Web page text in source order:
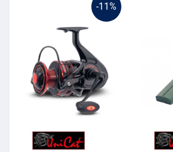
-11%